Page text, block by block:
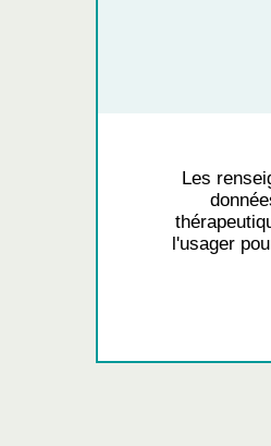
Les
l'usager